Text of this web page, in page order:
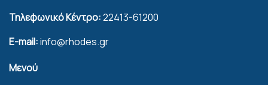
Τηλεφωνικό Κέντρο:22413-61200
E-mail:info@rhodes.gr
Μενού